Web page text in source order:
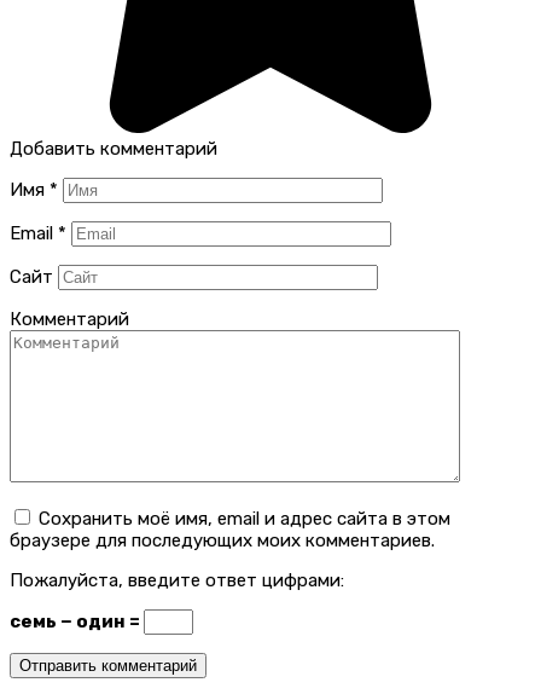
Добавить комментарий
Имя *
Email *
Сайт
Комментарий
Сохранить моё имя, email и адрес сайта в этом
браузере для последующих моих комментариев.
Пожалуйста, введите ответ цифрами:
семь − один =